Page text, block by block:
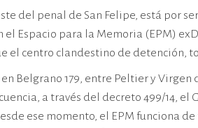
del penal de San Felipe, está por
Espacio para la Memoria (EPM)
el centro clandestino de detención,
Belgrano 179, entre Peltier y
a través del decreto 499/14,
ese momento, el EPM